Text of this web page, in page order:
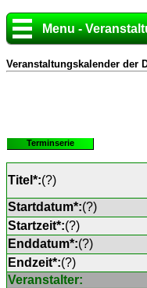
Menu -
Veranstaltungskalender der
Terminserie
Titel*:(?)
Startdatum*:(?)
Startzeit*:(?)
Enddatum*:(?)
Endzeit*:(?)
Veranstalter: